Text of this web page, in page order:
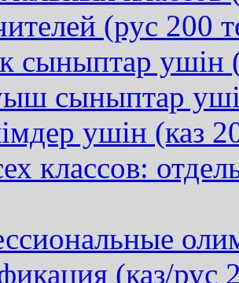
(рус 200
сыныптар ушін
сыныптар
ушін (каз
классов:
(каз/рус